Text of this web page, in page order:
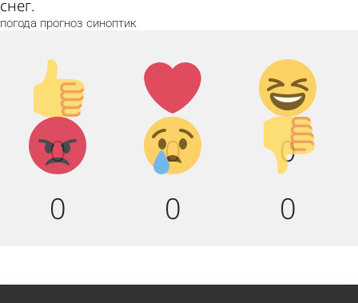
снег.
погода прогноз синоптик
Палец
вверх!
0
Лайк!
0
Дикий
смех!
0
Агрессия!
0
Грусть :
(
0
Палец
вниз!
0